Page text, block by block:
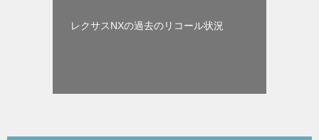
レクサスNXの過去のリコール状況